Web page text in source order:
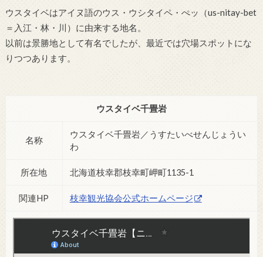
ウスタイベはアイヌ語のウス・ウシタイペ・ぺッ（us-nitay-bet
＝入江・林・川）に由来する地名。
以前は景勝地として有名でしたが、最近では穴場スポットにな
りつつあります。
ウスタイベ千畳岩
名称
ウスタイベ千畳岩／うすたいべせんじょうい
わ
所在地 北海道枝幸郡枝幸町岬町1135-1
関連HP 枝幸観光協会公式ホームページ